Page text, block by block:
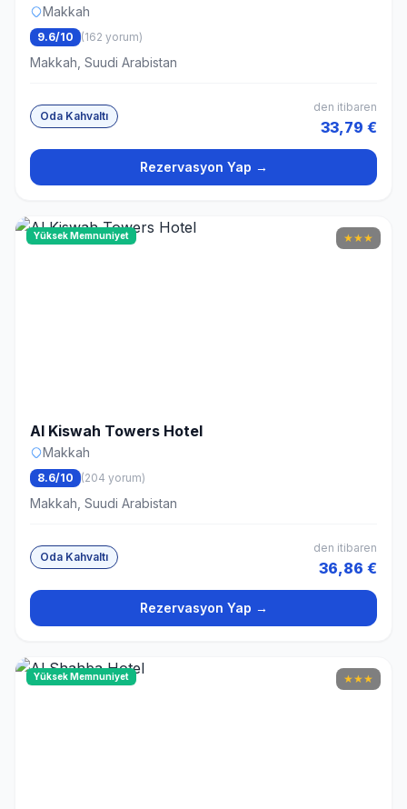
Makkah
9.6/10 (162 yorum)
Makkah, Suudi Arabistan
Oda Kahvaltı
den itibaren
33,79 €
Rezervasyon Yap →
Yüksek Memnuniyet ★★★
Al Kiswah Towers Hotel
Makkah
8.6/10 (204 yorum)
Makkah, Suudi Arabistan
Oda Kahvaltı
den itibaren
36,86 €
Rezervasyon Yap →
Yüksek Memnuniyet ★★★